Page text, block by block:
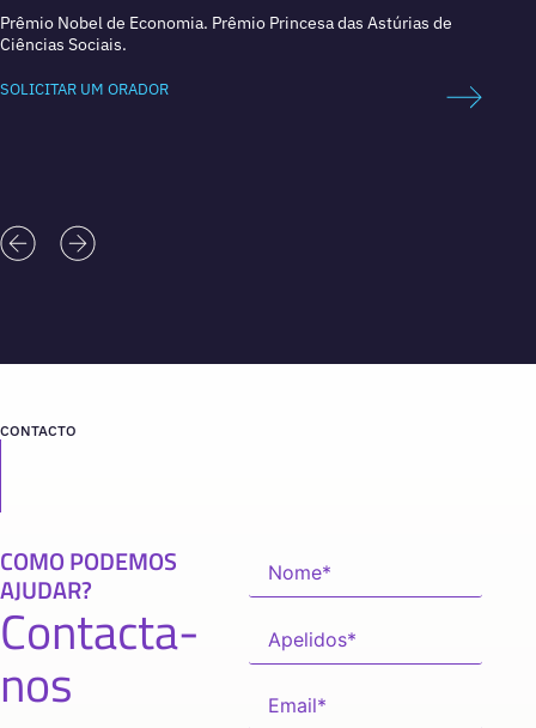
Prêmio Nobel de Economia. Prêmio Princesa das Astúrias de
Ciências Sociais.
SOLICITAR UM ORADOR
CONTACTO
COMO PODEMOS
AJUDAR?
Contacta-
nos